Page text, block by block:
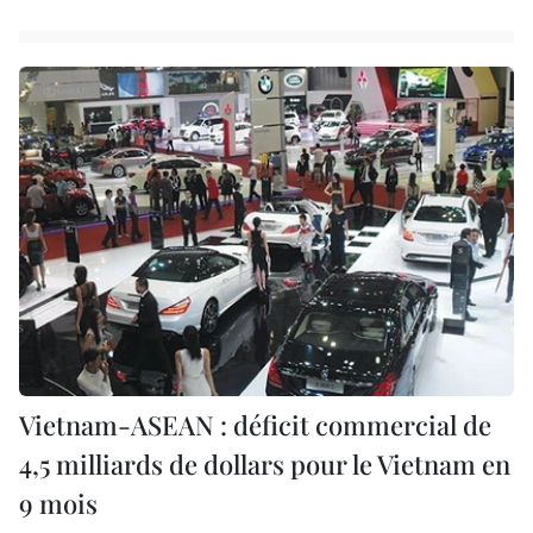
Vietnam-ASEAN : déficit commercial de
4,5 milliards de dollars pour le Vietnam en
9 mois